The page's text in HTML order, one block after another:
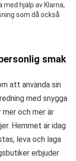
hjälp av Klarna,
som då också
smak
att använda sin
med snygga
och mer är
Hemmet är idag
leva och laga
erbjuder